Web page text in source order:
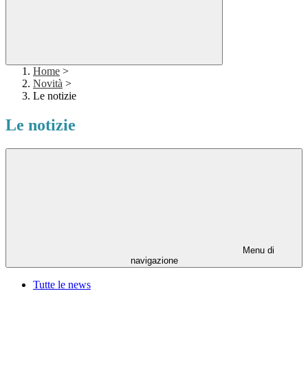
Home >
Novità >
Le notizie
Le notizie
Menu di
navigazione
Tutte le news